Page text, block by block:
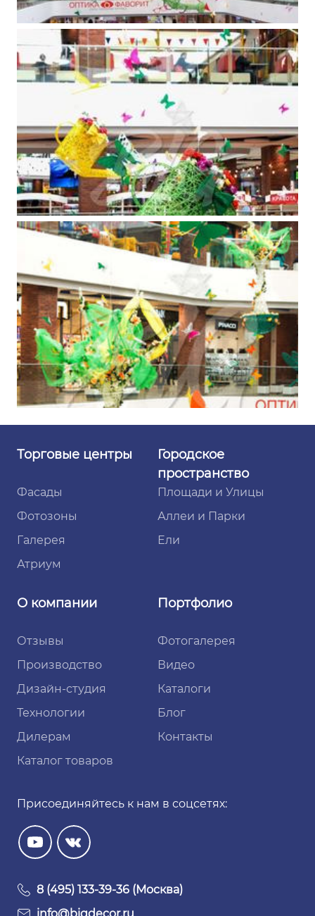
Торговые центры
Фасады
Фотозоны
Галерея
Атриум
Городское
пространство
Площади и Улицы
Аллеи и Парки
Ели
О компании
Отзывы
Производство
Дизайн-студия
Технологии
Дилерам
Каталог товаров
Портфолио
Фотогалерея
Видео
Каталоги
Блог
Контакты
Присоединяйтесь к нам в соцсетях:
8 (495) 133-39-36 (Москва)